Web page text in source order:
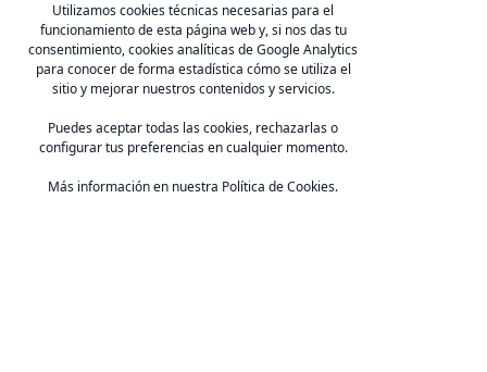
Utilizamos cookies técnicas necesarias para el
funcionamiento de esta página web y, si nos das tu
consentimiento, cookies analíticas de Google Analytics
para conocer de forma estadística cómo se utiliza el
sitio y mejorar nuestros contenidos y servicios.
Puedes aceptar todas las cookies, rechazarlas o
configurar tus preferencias en cualquier momento.
Más información en nuestra Política de Cookies.
Puede realizarse de manerasimultánea
intérprete interpreta en tiempo real, al mismo
tiempo que el orador habla) oconsecutiva
orador).
Los asistentes escuchan la interpretación gracias a
unos receptores de audio con cascos (en eventos
presenciales) o mediante una plataforma de